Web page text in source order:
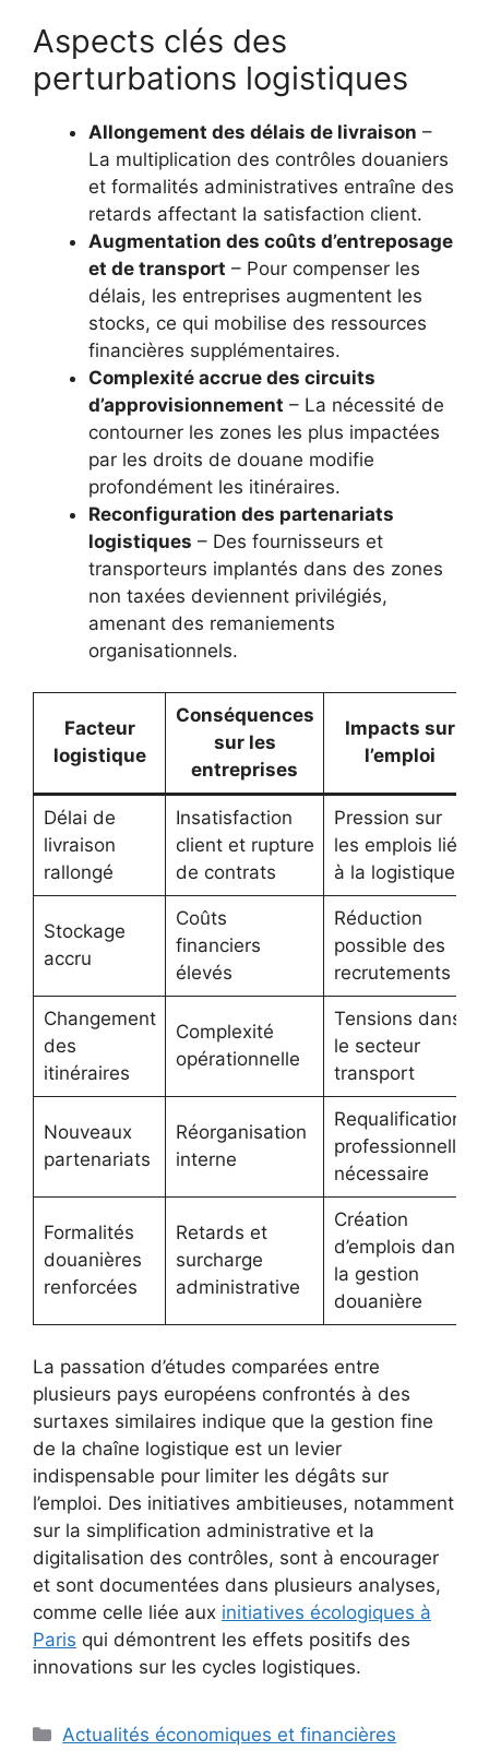
Aspects clés des
perturbations logistiques
Allongement des délais de livraison –
La multiplication des contrôles douaniers
et formalités administratives entraîne des
retards affectant la satisfaction client.
Augmentation des coûts d’entreposage
et de transport – Pour compenser les
délais, les entreprises augmentent les
stocks, ce qui mobilise des ressources
financières supplémentaires.
Complexité accrue des circuits
d’approvisionnement – La nécessité de
contourner les zones les plus impactées
par les droits de douane modifie
profondément les itinéraires.
Reconfiguration des partenariats
logistiques – Des fournisseurs et
transporteurs implantés dans des zones
non taxées deviennent privilégiés,
amenant des remaniements
organisationnels.
Facteur
logistique
Conséquences
sur les
entreprises
Impacts sur
l’emploi
Délai de
livraison
rallongé
Insatisfaction
client et rupture
de contrats
Pression sur
les emplois liés
à la logistique
Stockage
accru
Coûts
financiers
élevés
Réduction
possible des
recrutements
Changement
des
itinéraires
Complexité
opérationnelle
Tensions dans
le secteur
transport
Nouveaux
partenariats
Réorganisation
interne
Requalification
professionnelle
nécessaire
Formalités
douanières
renforcées
Retards et
surcharge
administrative
Création
d’emplois dans
la gestion
douanière
La passation d’études comparées entre
plusieurs pays européens confrontés à des
surtaxes similaires indique que la gestion fine
de la chaîne logistique est un levier
indispensable pour limiter les dégâts sur
l’emploi. Des initiatives ambitieuses, notamment
sur la simplification administrative et la
digitalisation des contrôles, sont à encourager
et sont documentées dans plusieurs analyses,
comme celle liée aux initiatives écologiques à
Paris qui démontrent les effets positifs des
innovations sur les cycles logistiques.
Catégories
Actualités économiques et financières